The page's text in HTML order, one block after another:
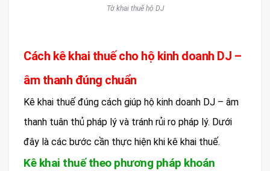
Tờ khai thuế hộ DJ
Cách kê khai thuế cho hộ kinh doanh DJ –
âm thanh đúng chuẩn
Kê khai thuế đúng cách giúp hộ kinh doanh DJ – âm
thanh tuân thủ pháp lý và tránh rủi ro pháp lý. Dưới
đây là các bước cần thực hiện khi kê khai thuế.
Kê khai thuế theo phương pháp khoán